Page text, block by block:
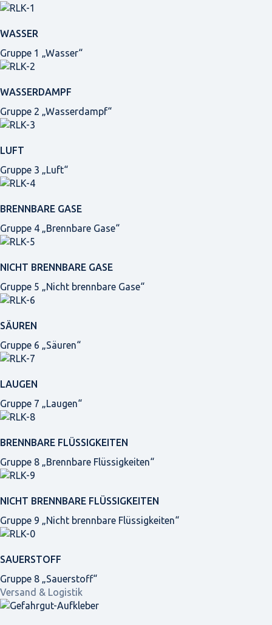
WASSER
Gruppe 1 „Wasser“
WASSERDAMPF
Gruppe 2 „Wasserdampf“
LUFT
Gruppe 3 „Luft“
BRENNBARE GASE
Gruppe 4 „Brennbare Gase“
NICHT BRENNBARE GASE
Gruppe 5 „Nicht brennbare Gase“
SÄUREN
Gruppe 6 „Säuren“
LAUGEN
Gruppe 7 „Laugen“
BRENNBARE FLÜSSIGKEITEN
Gruppe 8 „Brennbare Flüssigkeiten“
NICHT BRENNBARE FLÜSSIGKEITEN
Gruppe 9 „Nicht brennbare Flüssigkeiten“
SAUERSTOFF
Gruppe 8 „Sauerstoff“
Versand & Logistik